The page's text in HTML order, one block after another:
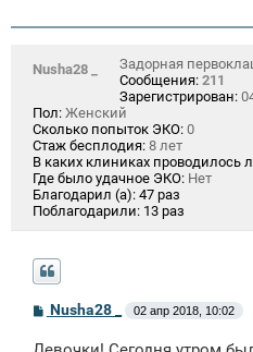
Nusha28 _
Задорная
Сообщения: 211
Зарегистрирован:
Пол: Женский
Сколько попыток ЭКО: 0
Стаж бесплодия: 8 лет
В каких клиниках проводилось
Где было удачное ЭКО: Нет
Благодарил (а): 47 раз
Поблагодарили: 13 раз
С
о
Nusha28 _ 02 апр 2018, 10:02